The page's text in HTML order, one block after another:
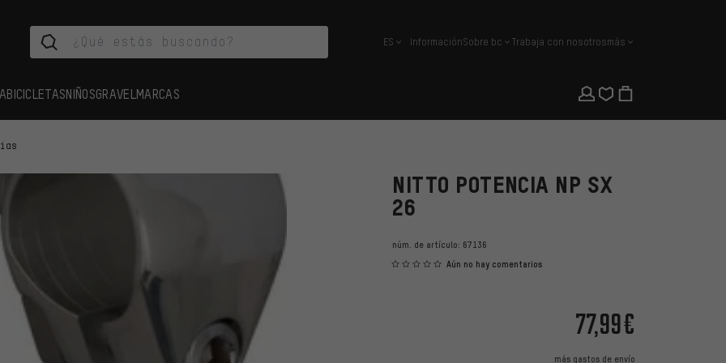
español
ES InformaciónSobre bc Trabaja con nosotrosmás
BICICLETASNIÑOSGRAVEL MARCAS
NITTO POTENCIA NP SX
26
núm. de artículo: 67136
Aún no hay comentarios
77,99€
más gastos de envío